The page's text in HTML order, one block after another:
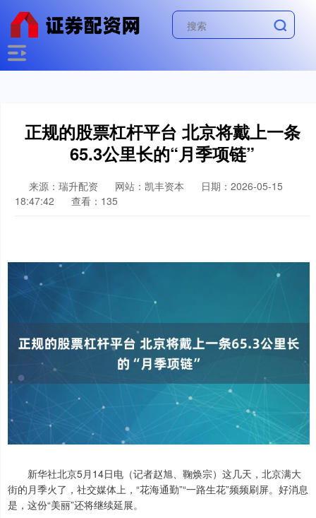
正规的股票杠杆平台 北京将戴上一条
65.3公里长的“月季项链”
来源：瑞升配资 网站：凯丰资本
日期：2026-05-15
18:47:42
查看：135
新华社北京5月14日电（记者赵旭、鞠焕宗）这几天，北京满大
街的月季火了，社交媒体上，“花海通勤”“一路生花”频频刷屏。好消息
是，这份“美丽”还将继续延展。